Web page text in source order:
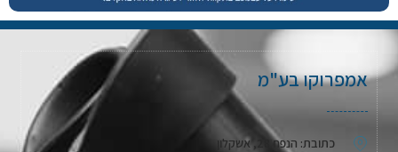
אמפרוקו בע"מ
כתובת: הנפח 28, אשקלון